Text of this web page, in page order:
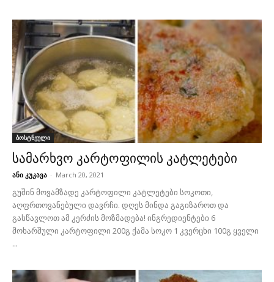
ბოსტნეული
სამარხვო კარტოფილის კატლეტები
ანი კუკავა - March 20, 2021
გუშინ მოვამზადე კარტოფილი კატლეტები სოკოთი,
აღფრთოვანებული დავრჩი. დღეს მინდა გაგიზაროთ და
გასწავლოთ ამ კერძის მოზმადება! ინგრედიენტები 6
მოხარშული კარტოფილი 200გ ქამა სოკო 1 კვერცხი 100გ ყველი
...